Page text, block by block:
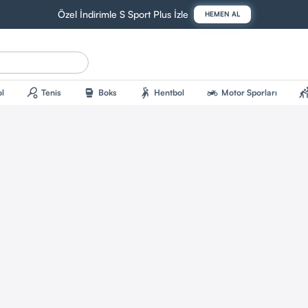
Özel İndirimle S Sport Plus İzle HEMEN AL
sports_tennis Tenis sports_mma Boks sports_handball Hentbol two_wheeler Motor Sporları